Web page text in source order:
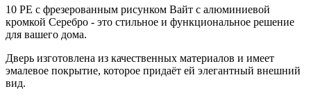
10 PE с фрезерованным рисунком Вайт с алюминиевой
кромкой Серебро - это стильное и функциональное решение
для вашего дома.
Дверь изготовлена из качественных материалов и имеет
эмалевое покрытие, которое придаёт ей элегантный внешний
вид.